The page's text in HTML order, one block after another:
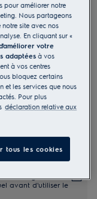
de la puissance
prendre
Pour garantir
avant d'utiliser le
pour améliorer notre
Nous partageons
site avec nos
En cliquant sur «
votre
adaptéesà vos
à vos centres
bloquez certains
et les services que nous
Pour plus
déclaration relative aux
tous les cookies